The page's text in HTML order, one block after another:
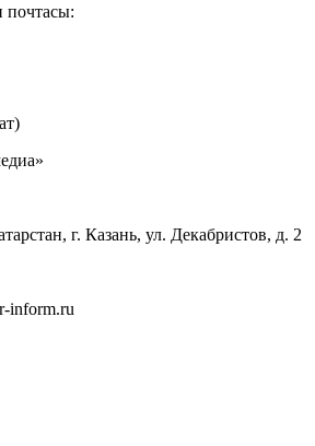
почтасы:
г. Казань, ул. Декабристов, д. 2
inform.ru